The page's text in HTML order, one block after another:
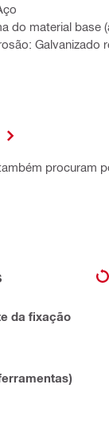
do material base
Galvanizado
procuram
da fixação